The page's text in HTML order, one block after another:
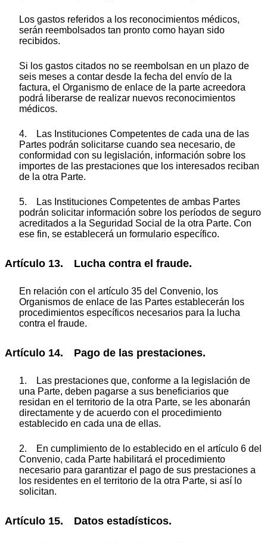
Los gastos referidos a los reconocimientos médicos,
serán reembolsados tan pronto como hayan sido
recibidos.
Si los gastos citados no se reembolsan en un plazo de
seis meses a contar desde la fecha del envío de la
factura, el Organismo de enlace de la parte acreedora
podrá liberarse de realizar nuevos reconocimientos
médicos.
4. Las Instituciones Competentes de cada una de las
Partes podrán solicitarse cuando sea necesario, de
conformidad con su legislación, información sobre los
importes de las prestaciones que los interesados reciban
de la otra Parte.
5. Las Instituciones Competentes de ambas Partes
podrán solicitar información sobre los períodos de seguro
acreditados a la Seguridad Social de la otra Parte. Con
ese fin, se establecerá un formulario específico.
Artículo 13. Lucha contra el fraude.
En relación con el artículo 35 del Convenio, los
Organismos de enlace de las Partes establecerán los
procedimientos específicos necesarios para la lucha
contra el fraude.
Artículo 14. Pago de las prestaciones.
1. Las prestaciones que, conforme a la legislación de
una Parte, deben pagarse a sus beneficiarios que
residan en el territorio de la otra Parte, se les abonarán
directamente y de acuerdo con el procedimiento
establecido en cada una de ellas.
2. En cumplimiento de lo establecido en el artículo 6 del
Convenio, cada Parte habilitará el procedimiento
necesario para garantizar el pago de sus prestaciones a
los residentes en el territorio de la otra Parte, si así lo
solicitan.
Artículo 15. Datos estadísticos.